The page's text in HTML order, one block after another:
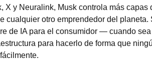
X y Neuralink, Musk controla más capas
cualquier otro emprendedor del planeta.
de IA para el consumidor — cuando
para hacerlo de forma que